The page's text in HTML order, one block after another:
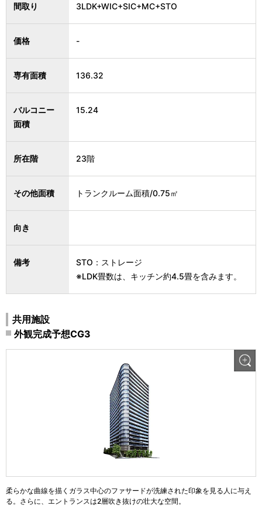
間取り 3LDK+WIC+SIC+MC+STO
価格 -
専有面積 136.32
バルコニー
面積
15.24
所在階 23階
その他面積 トランクルーム面積/0.75㎡
向き
備考
STO：ストレージ
※LDK畳数は、キッチン約4.5畳を含みます。
共用施設
外観完成予想CG3
柔らかな曲線を描くガラス中心のファサードが洗練された印象を見る人に与え
る。さらに、エントランスは2層吹き抜けの壮大な空間。